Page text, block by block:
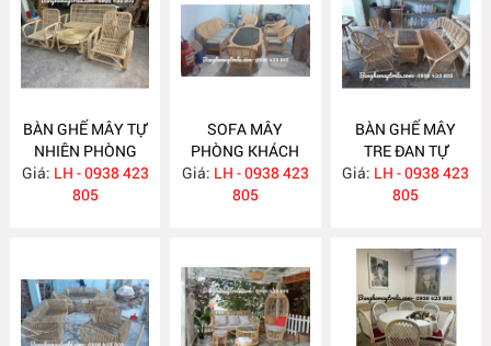
BÀN GHẾ MÂY TỰ
NHIÊN PHÒNG
KHÁCH MA834
Giá: LH - 0938 423
805
SOFA MÂY
PHÒNG KHÁCH
HIỆN ĐẠI MA833
Giá: LH - 0938 423
805
BÀN GHẾ MÂY
TRE ĐAN TỰ
NHIÊN MA832
Giá: LH - 0938 423
805